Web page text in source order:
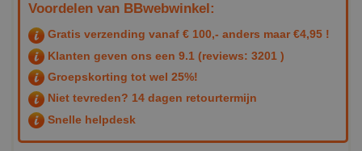
Voordelen van BBwebwinkel:
Gratis verzending vanaf € 100,- anders maar €4,95 !
Klanten geven ons een 9.1 (reviews: 3201 )
Groepskorting tot wel 25%!
Niet tevreden? 14 dagen retourtermijn
Snelle helpdesk